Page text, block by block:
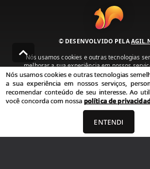
© DESENVOLVIDO PELA
Nós usamos cookies e outras tecnologias
melhorar a sua experiência em nossos
publicidade e recomendar conteúdo de seu
nossos serviços, você concorda com nossa
termos de uso.
Política de Privacidade Termos
Nós usamos cookies e outras tecnologias
a sua experiência em nossos serviços,
recomendar conteúdo de seu interesse. Ao
você concorda com nossa política de
ENTENDI